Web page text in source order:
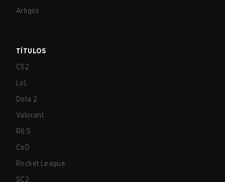
Artigos
TÍTULOS
CS2
LoL
Dota 2
Valorant
R6:S
CoD
Rocket League
SC2